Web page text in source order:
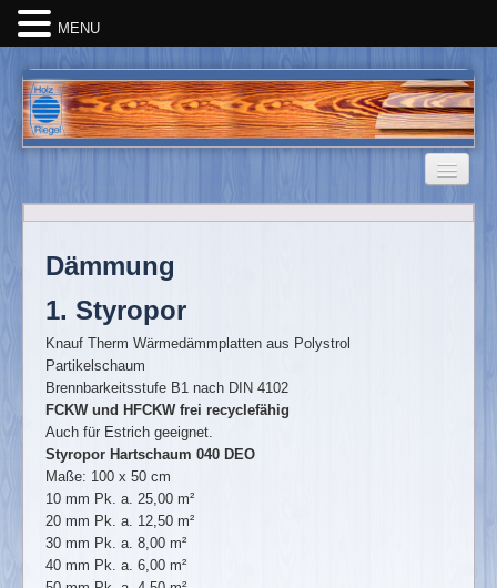
Startseite
Wir über uns
Holz-Infos
Produkthefte
Kontakt
SORTIMENT
Holz
Nadelschnittholz
Bohlen und Latten
Dämmung
1. Styropor
Knauf Therm Wärmedämmplatten aus Polystrol
Partikelschaum
Brennbarkeitsstufe B1 nach DIN 4102
FCKW und HFCKW frei recyclefähig
Auch für Estrich geeignet.
Styropor Hartschaum 040 DEO
Maße: 100 x 50 cm
10 mm Pk. a. 25,00 m²
20 mm Pk. a. 12,50 m²
30 mm Pk. a. 8,00 m²
40 mm Pk. a. 6,00 m²
MENU